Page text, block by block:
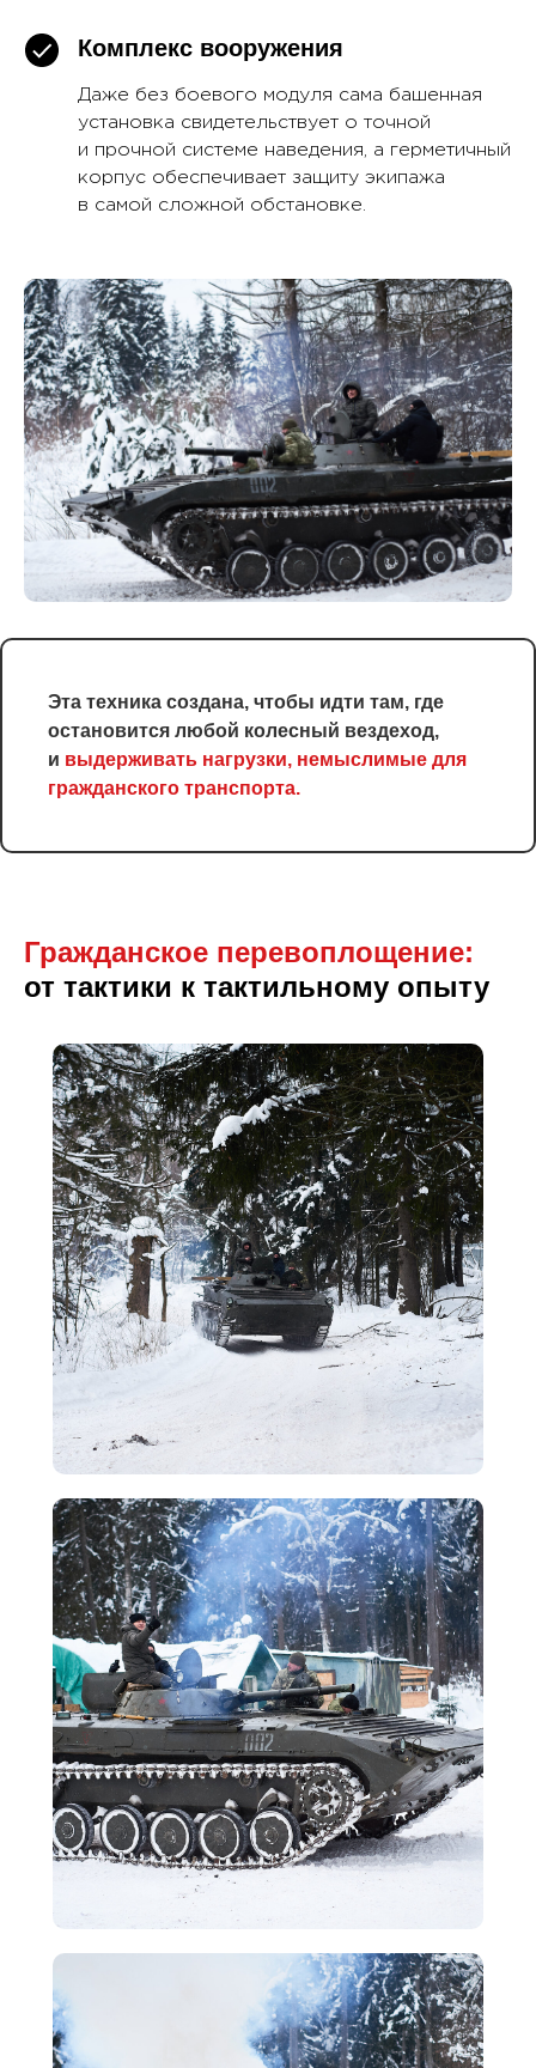
Комплекс вооружения
Даже без боевого модуля сама башенная
установка свидетельствует о точной
и прочной системе наведения, а герметичный
корпус обеспечивает защиту экипажа
в самой сложной обстановке.
Эта техника создана, чтобы идти там, где
остановится любой колесный вездеход,
и выдерживать нагрузки, немыслимые для
гражданского транспорта.
Гражданское перевоплоще ние:
от тактики к тактильному опыту